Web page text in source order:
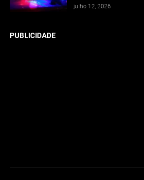
julho 12, 2026
PUBLICIDADE